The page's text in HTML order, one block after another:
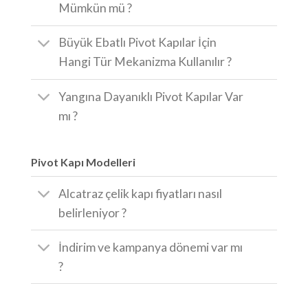
Mümkün mü ?
Büyük Ebatlı Pivot Kapılar İçin
Hangi Tür Mekanizma Kullanılır ?
Yangına Dayanıklı Pivot Kapılar Var
mı ?
Pivot Kapı Modelleri
Alcatraz çelik kapı fiyatları nasıl
belirleniyor ?
İndirim ve kampanya dönemi var mı
?